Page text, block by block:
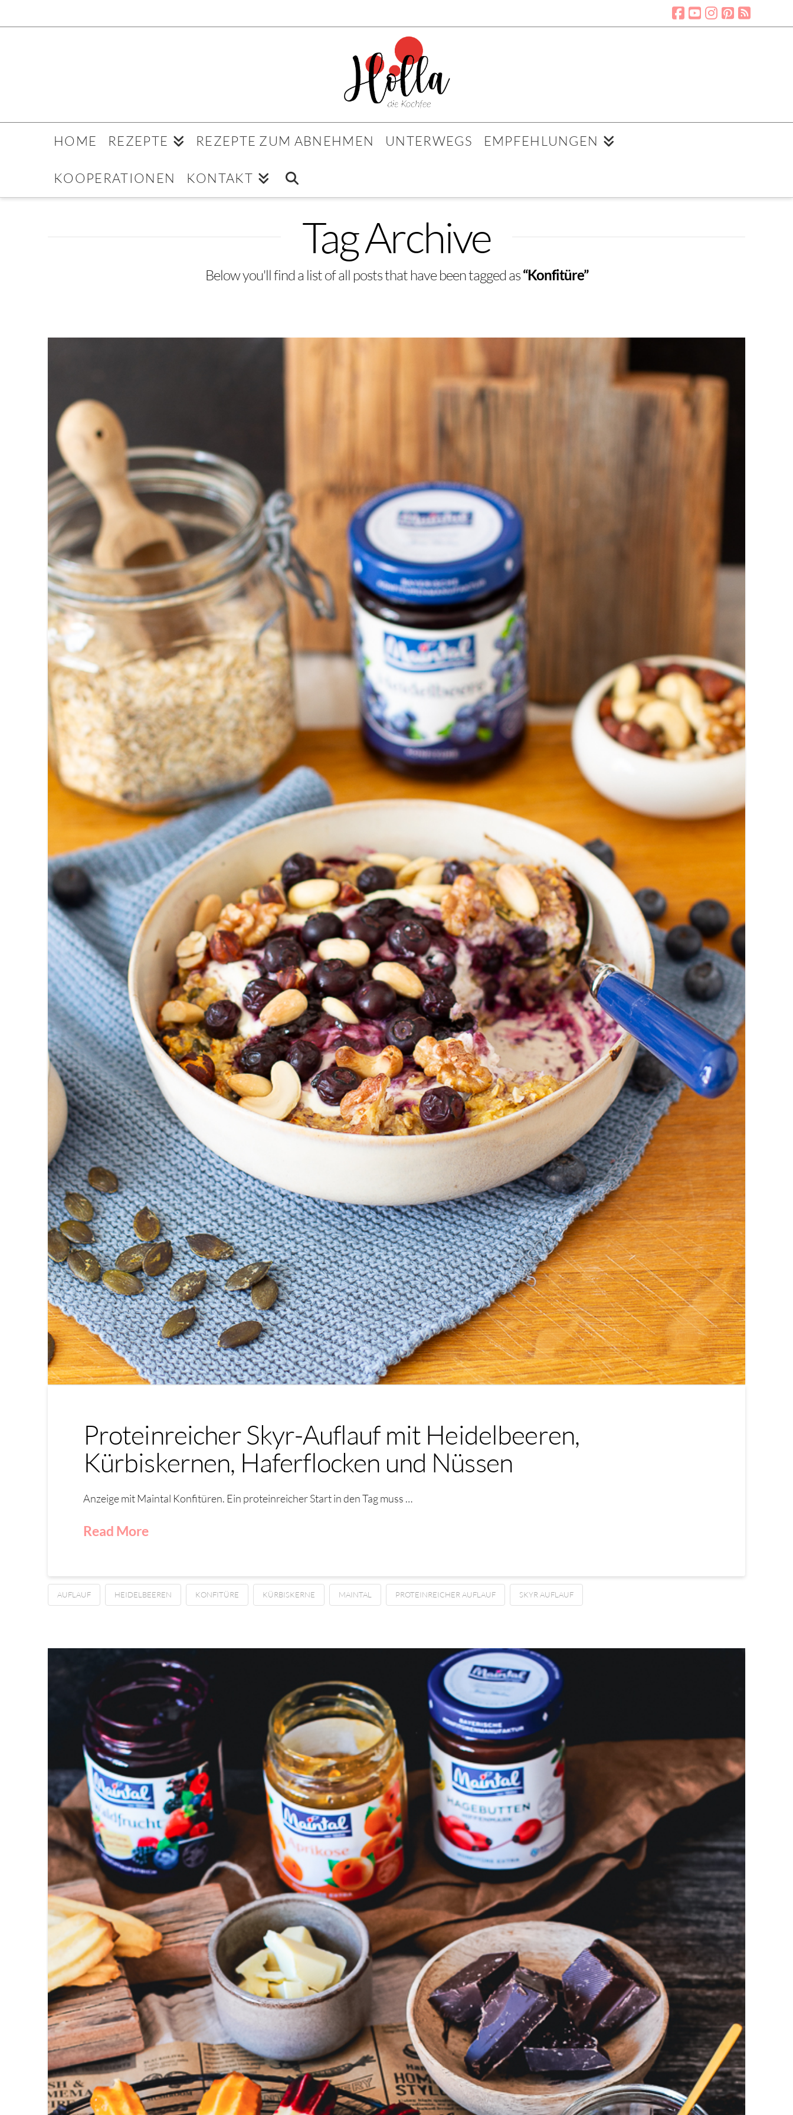
HOME REZEPTE REZEPTE ZUM ABNEHMEN UNTERWEGS EMPFEHLUNGEN
KOOPERATIONEN KONTAKT
Tag Archive
Below you'll find a list of all posts that have been tagged as“Konfitüre”
Proteinreicher Skyr-Auflauf mit Heidelbeeren,
Kürbiskernen, Haferflocken und Nüssen
Anzeige mit Maintal Konfitüren. Ein proteinreicher Start in den Tag muss …
Read More
AUFLAUF HEIDELBEEREN KONFITÜRE KÜRBISKERNE MAINTAL PROTEINREICHER AUFLAUF SKYR AUFLAUF